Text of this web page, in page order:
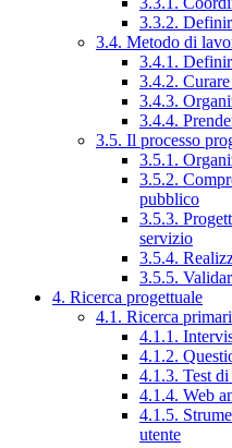
3.3.2.
3.4. Metodo di
3.4.1.
3.4.2.
3.4.3.
3.4.4.
3.5. Il processo
3.5.1.
3.5.2.
pubblico
3.5.3.
servizio
3.5.4.
3.5.5.
4. Ricerca progettuale
4.1. Ricerca
4.1.1.
4.1.2.
4.1.3. Test
4.1.4. Web
4.1.5.
utente